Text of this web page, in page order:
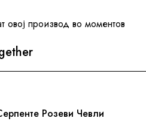
овој производ во моментов
Розеви Чевли